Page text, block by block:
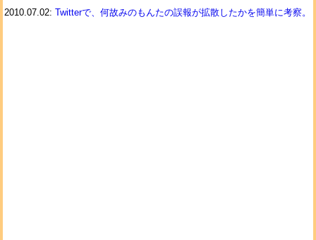
2010.07.02: Twitterで、何故みのもんたの誤報が拡散したかを簡単に考察。